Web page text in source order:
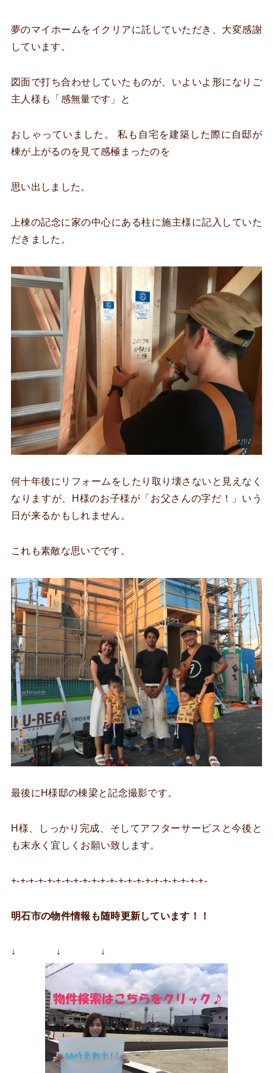
夢のマイホームをイクリアに託していただき、大変感謝
しています。
図面で打ち合わせしていたものが、いよいよ形になりご
主人様も「感無量です」と
おしゃっていました。 私も自宅を建築した際に自邸が
棟が上がるのを見て感極まったのを
思い出しました。
上棟の記念に家の中心にある柱に施主様に記入していた
だきました。
何十年後にリフォームをしたり取り壊さないと見えなく
なりますが、H様のお子様が「お父さんの字だ！」いう
日が来るかもしれません。
これも素敵な思いでです。
最後にH様邸の棟梁と記念撮影です。
H様、しっかり完成、そしてアフターサービスと今後と
も末永く宜しくお願い致します。
+-+-+-+-+-+-+-+-+-+-+-+-+-+-+-+-+-+-+-+-+-+-
明石市の物件情報も随時更新しています！！
↓ ↓ ↓